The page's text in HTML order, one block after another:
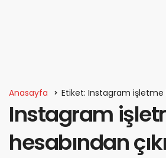
Anasayfa Etiket: Instagram işletme
Instagram
hesabından